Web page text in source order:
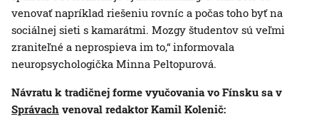
venovať napríklad riešeniu rovníc a počas toho byť na
sociálnej sieti s kamarátmi. Mozgy študentov sú veľmi
zraniteľné a neprospieva im to,“ informovala
neuropsychologička Minna Peltopurová.
Návratu k tradičnej forme vyučovania vo Fínsku sa v
Správach venoval redaktor Kamil Kolenič: